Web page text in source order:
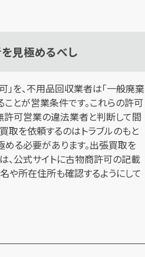
見極めるべし
を、不用品回収業者は「一般廃棄
とが営業条件です。これらの許可
許可営業の違法業者と判断して間
取を依頼するのはトラブルのもと
める必要があります。出張買取を
、公式サイトに古物商許可の記載
や所在住所も確認するようにして